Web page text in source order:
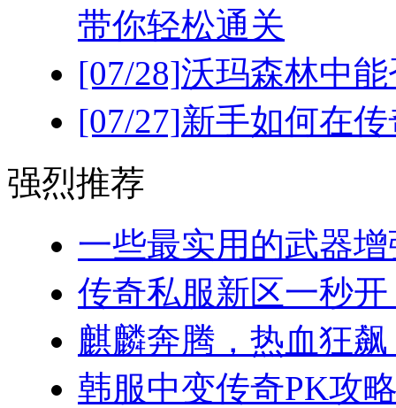
带你轻松通关
[07/28]沃玛森林中
[07/27]新手如何在
强烈推荐
一些最实用的武器
传奇私服新区一秒开
麒麟奔腾，热血狂
韩服中变传奇PK攻